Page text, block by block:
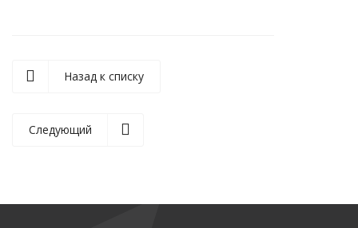
Назад к списку
Следующий